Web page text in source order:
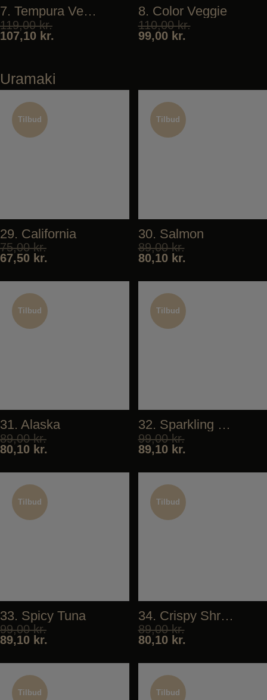
7. Tempura Veggie
119,00kr.
107,10 kr.
8. Color Veggie
110,00kr.
99,00 kr.
Uramaki
Tilbud
Tilbud
29. California
75,00kr.
67,50 kr.
Tilbud
Tilbud
30. Salmon
89,00kr.
80,10 kr.
Tilbud
Tilbud
31. Alaska
89,00kr.
80,10 kr.
Tilbud
Tilbud
32. Sparkling Tuna
99,00kr.
89,10 kr.
Tilbud
33. Spicy Tuna
99,00kr.
89,10 kr.
Tilbud
Tilbud
34. Crispy Shrimp
89,00kr.
80,10 kr.
Tilbud
Tilbud